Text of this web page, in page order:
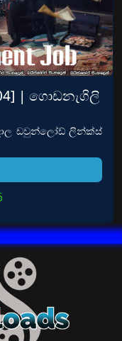
| ගොඩනැගිලි
ඩවුන්ලෝඩ් ලින්ක්ස්